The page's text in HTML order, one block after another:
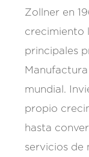
Zollner en
crecimiento
principales
mundial.
propio
hasta
servicios de